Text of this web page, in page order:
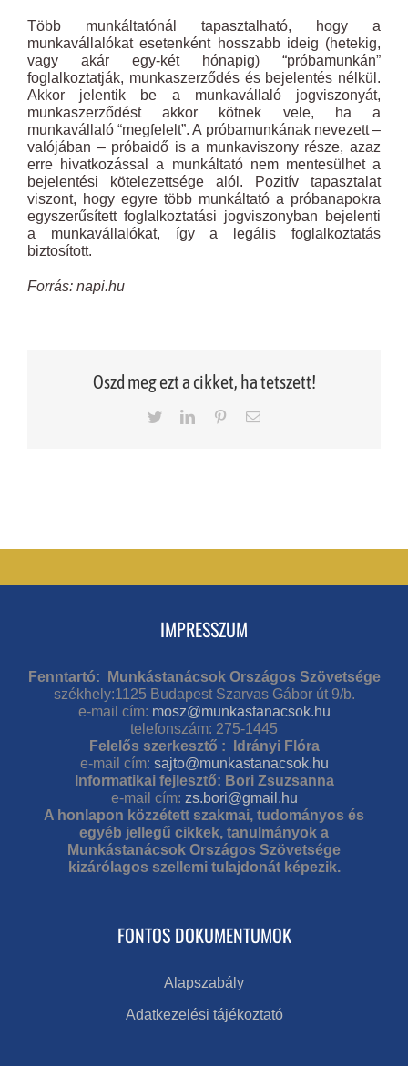
Több munkáltatónál tapasztalható, hogy a
munkavállalókat esetenként hosszabb ideig (hetekig,
vagy akár egy-két hónapig) “próbamunkán”
foglalkoztatják, munkaszerződés és bejelentés nélkül.
Akkor jelentik be a munkavállaló jogviszonyát,
munkaszerződést akkor kötnek vele, ha a
munkavállaló “megfelelt”. A próbamunkának nevezett –
valójában – próbaidő is a munkaviszony része, azaz
erre hivatkozással a munkáltató nem mentesülhet a
bejelentési kötelezettsége alól. Pozitív tapasztalat
viszont, hogy egyre több munkáltató a próbanapokra
egyszerűsített foglalkoztatási jogviszonyban bejelenti
a munkavállalókat, így a legális foglalkoztatás
biztosított.
Forrás: napi.hu
Oszd meg ezt a cikket, ha tetszett!
TwitterLinkedInPinterestEmail
IMPRESSZUM
Fenntartó: Munkástanácsok Országos Szövetsége
székhely:1125 Budapest Szarvas Gábor út 9/b.
e-mail cím: mosz@munkastanacsok.hu
telefonszám: 275-1445
Felelős szerkesztő : Idrányi Flóra
e-mail cím: sajto@munkastanacsok.hu
Informatikai fejlesztő: Bori Zsuzsanna
e-mail cím: zs.bori@gmail.hu
A honlapon közzétett szakmai, tudományos és
egyéb jellegű cikkek, tanulmányok a
Munkástanácsok Országos Szövetsége
kizárólagos szellemi tulajdonát képezik.
FONTOS DOKUMENTUMOK
Alapszabály
Adatkezelési tájékoztató